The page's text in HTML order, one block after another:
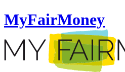
MyFairMoney